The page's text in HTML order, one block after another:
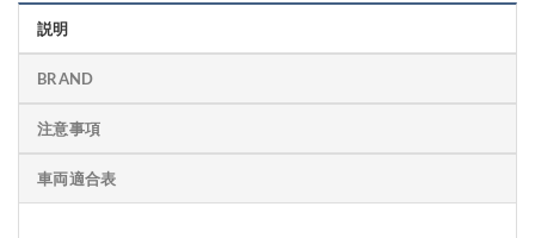
説明
BRAND
注意事項
車両適合表